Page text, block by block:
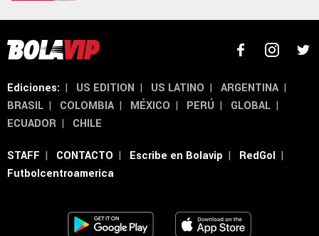
Todos los derechos reservados.
Ediciones: | US EDITION | US LATINO | ARGENTINA |
BRASIL | COLOMBIA | MÉXICO | PERÚ | GLOBAL |
ECUADOR | CHILE
STAFF | CONTACTO | Escribe en Bolavip | RedGol |
Futbolcentroamerica